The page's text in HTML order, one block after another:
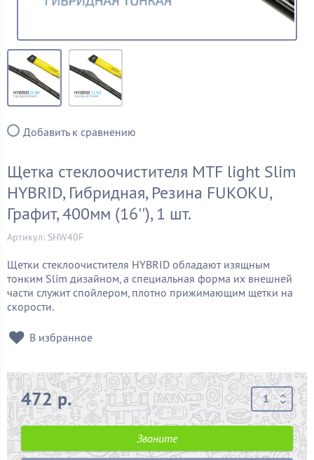
Добавить к сравнению
Щетка стеклоочистителя MTF light Slim
HYBRID, Гибридная, Резина FUKOKU,
Графит, 400мм (16''), 1 шт.
Артикул: SHW40F
Щетки стеклоочистителя HYBRID обладают изящным
тонким Slim дизайном, а специальная форма их внешней
части служит спойлером, плотно прижимающим щетки на
скорости.
В избранное
472 р.
Звоните